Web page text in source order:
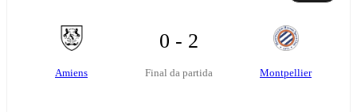
Amiens
0 - 2
Final da partida Montpellier